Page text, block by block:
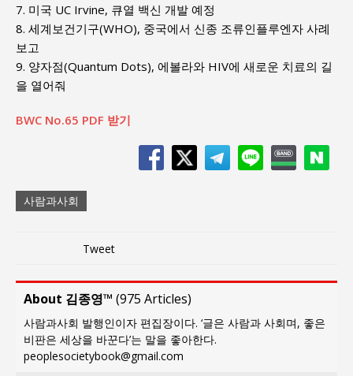
7. 미국 UC Irvine, 큐열 백신 개발 예정
8. 세계보건기구(WHO), 중국에서 신종 조류인플루엔자 사례
보고
9. 양자점(Quantum Dots), 에볼라와 HIV에 새로운 치료의 길
을 열어줘
BWC No.65 PDF 받기
사람과사회
Tweet
About 김종영™ (975 Articles)
사람과사회 발행인이자 편집장이다. ‘글은 사람과 사회며, 좋은
비판은 세상을 바꾼다’는 말을 좋아한다.
peoplesocietybook@gmail.com